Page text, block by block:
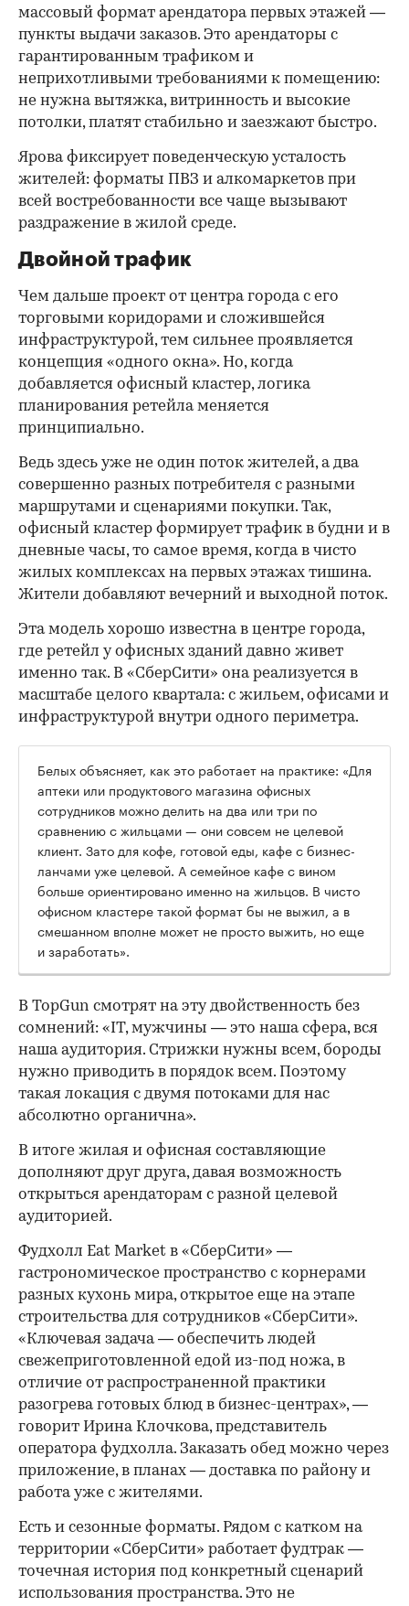
массовый формат арендатора первых этажей —
пункты выдачи заказов. Это арендаторы с
гарантированным трафиком и
неприхотливыми требованиями к помещению:
не нужна вытяжка, витринность и высокие
потолки, платят стабильно и заезжают быстро.
Ярова фиксирует поведенческую усталость
жителей: форматы ПВЗ и алкомаркетов при
всей востребованности все чаще вызывают
раздражение в жилой среде.
Двойной трафик
Чем дальше проект от центра города с его
торговыми коридорами и сложившейся
инфраструктурой, тем сильнее проявляется
концепция «одного окна». Но, когда
добавляется офисный кластер, логика
планирования ретейла меняется
принципиально.
Ведь здесь уже не один поток жителей, а два
совершенно разных потребителя с разными
маршрутами и сценариями покупки. Так,
офисный кластер формирует трафик в будни и в
дневные часы, то самое время, когда в чисто
жилых комплексах на первых этажах тишина.
Жители добавляют вечерний и выходной поток.
Эта модель хорошо известна в центре города,
где ретейл у офисных зданий давно живет
именно так. В «СберСити» она реализуется в
масштабе целого квартала: с жильем, офисами и
инфраструктурой внутри одного периметра.
Белых объясняет, как это работает на практике: «Для
аптеки или продуктового магазина офисных
сотрудников можно делить на два или три по
сравнению с жильцами — они совсем не целевой
клиент. Зато для кофе, готовой еды, кафе с бизнес-
ланчами уже целевой. А семейное кафе с вином
больше ориентировано именно на жильцов. В чисто
офисном кластере такой формат бы не выжил, а в
смешанном вполне может не просто выжить, но еще
и заработать».
В TopGun смотрят на эту двойственность без
сомнений: «IT, мужчины — это наша сфера, вся
наша аудитория. Стрижки нужны всем, бороды
нужно приводить в порядок всем. Поэтому
такая локация с двумя потоками для нас
абсолютно органична».
В итоге жилая и офисная составляющие
дополняют друг друга, давая возможность
открыться арендаторам с разной целевой
аудиторией.
Фудхолл Eat Market в «СберСити» —
гастрономическое пространство с корнерами
разных кухонь мира, открытое еще на этапе
строительства для сотрудников «СберСити».
«Ключевая задача — обеспечить людей
свежеприготовленной едой из-под ножа, в
отличие от распространенной практики
разогрева готовых блюд в бизнес-центрах», —
говорит Ирина Клочкова, представитель
оператора фудхолла. Заказать обед можно через
приложение, в планах — доставка по району и
работа уже с жителями.
Есть и сезонные форматы. Рядом с катком на
территории «СберСити» работает фудтрак —
точечная история под конкретный сценарий
использования пространства. Это не